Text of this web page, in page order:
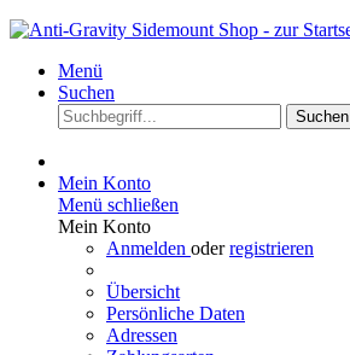
Menü
Suchen
Suchen
Mein Konto
Menü schließen
Mein Konto
Anmelden oderregistrieren
Übersicht
Persönliche Daten
Adressen